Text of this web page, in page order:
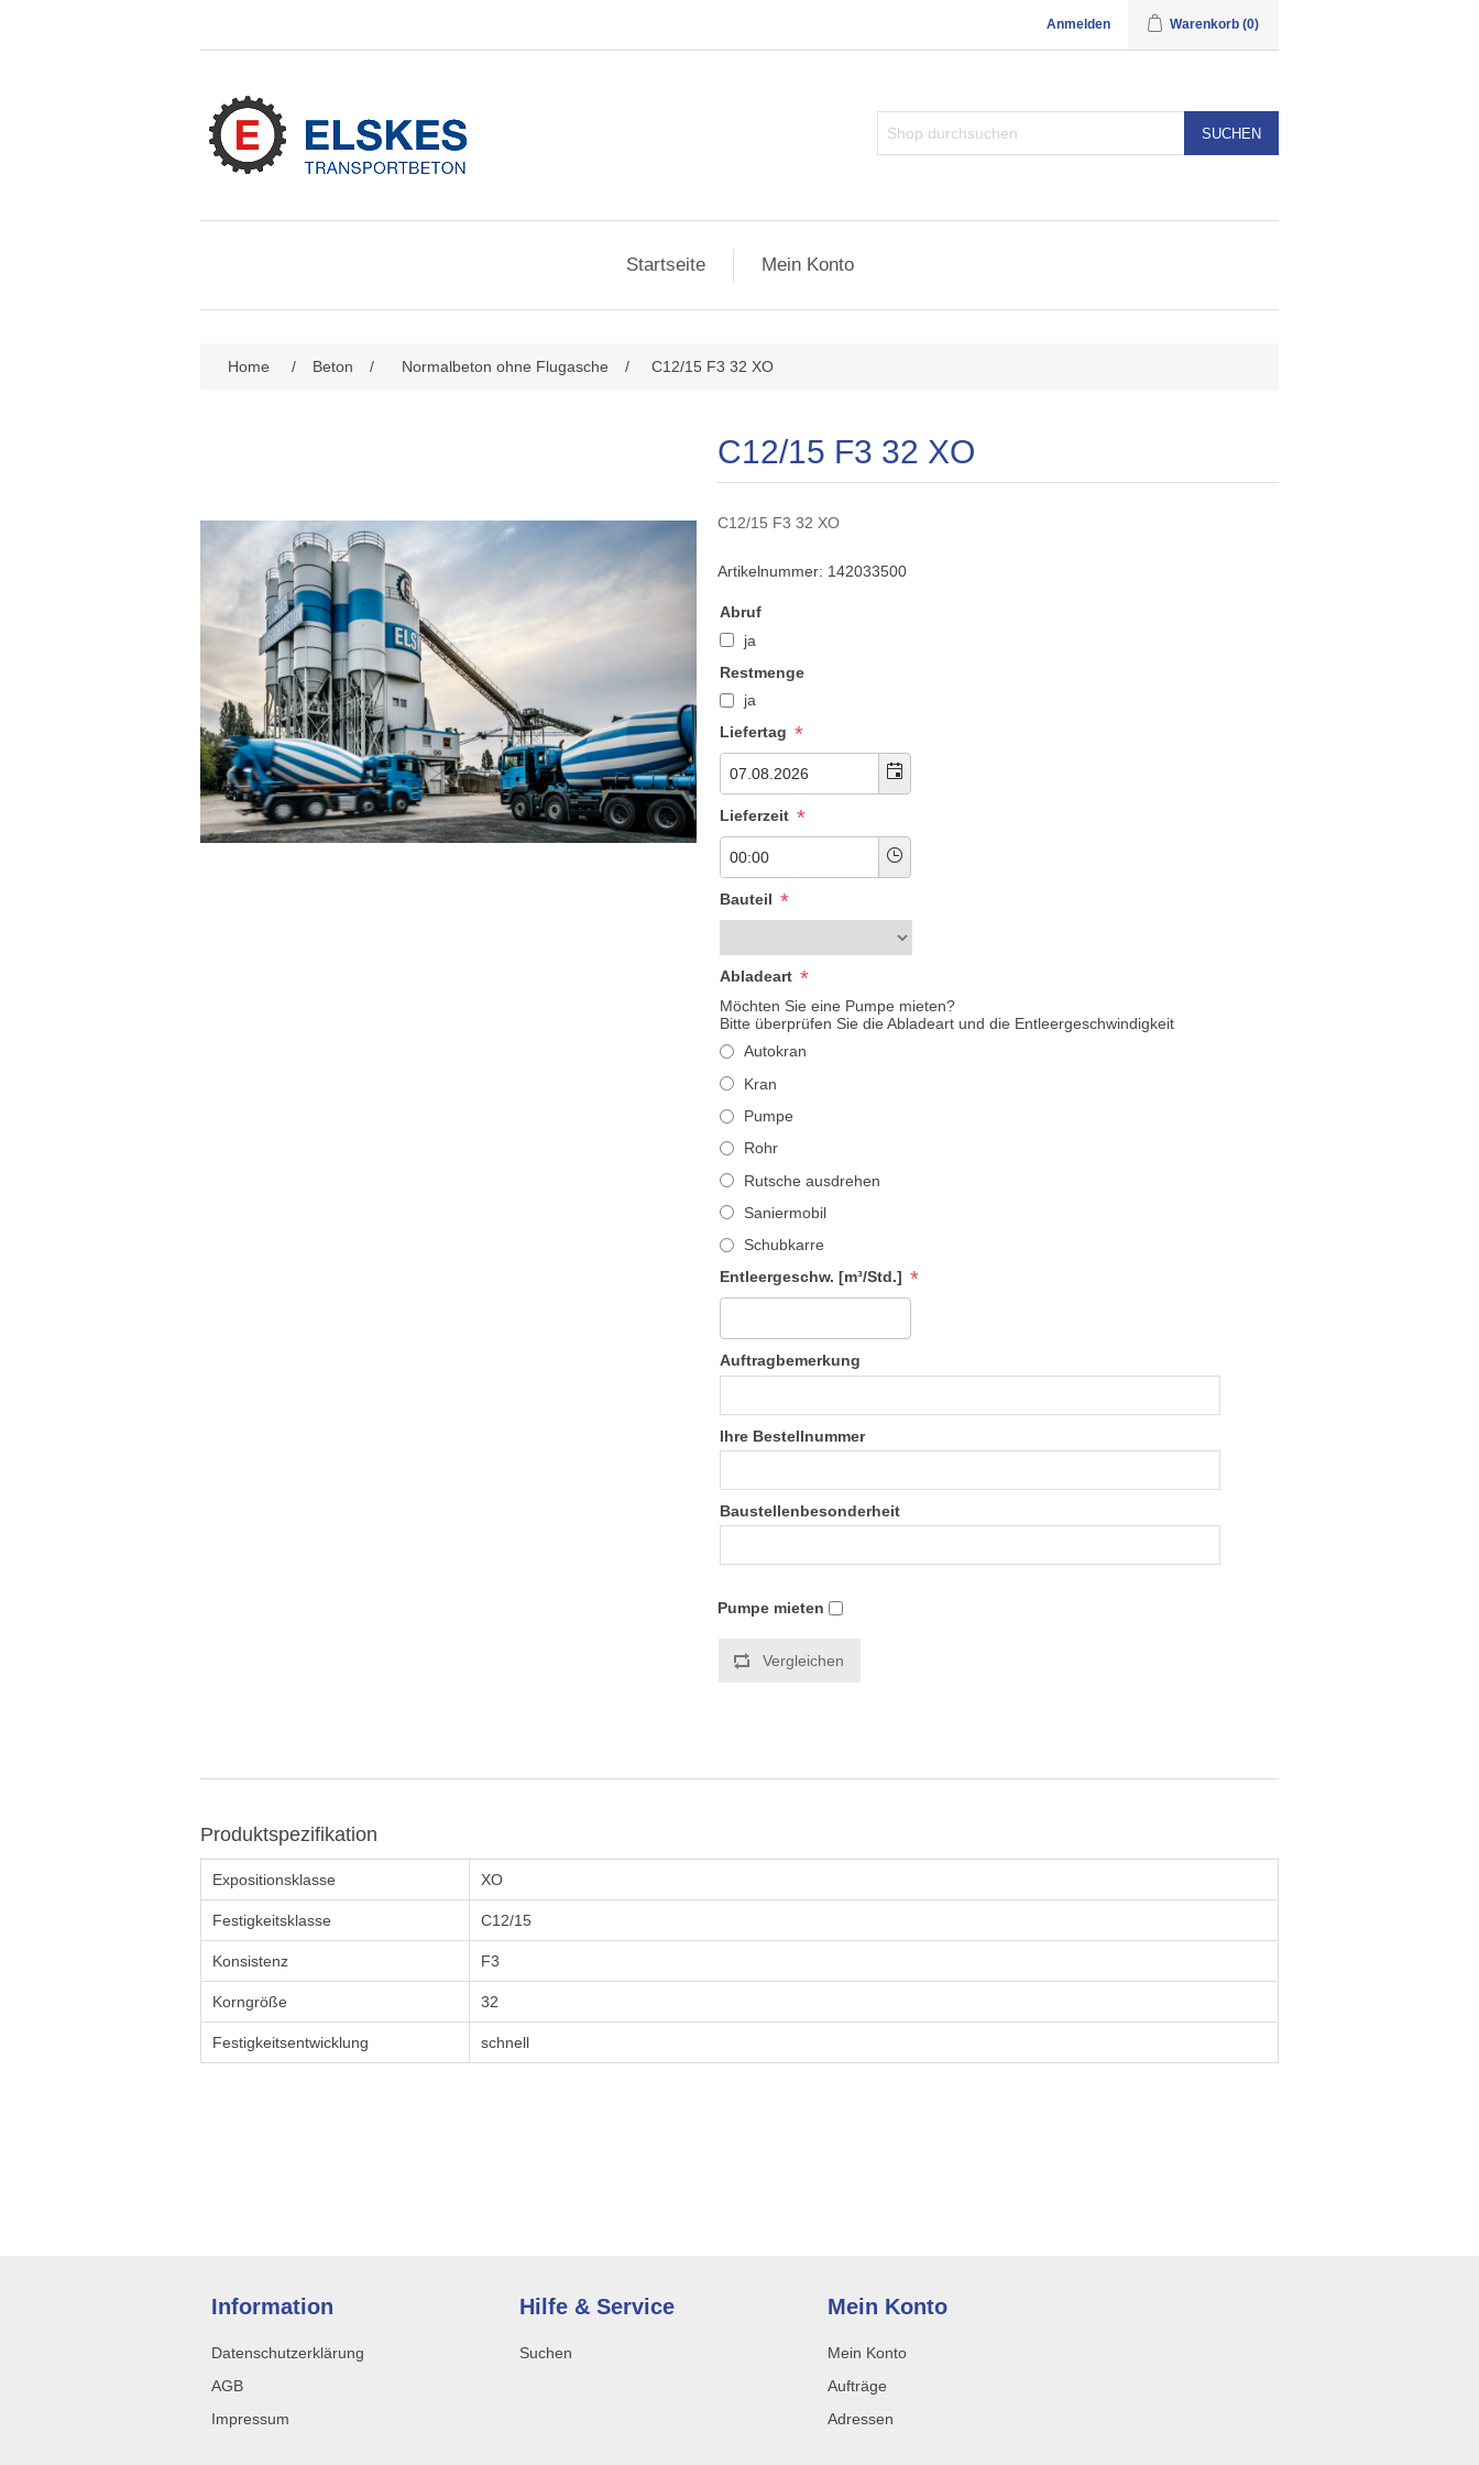
Anmelden Warenkorb (0)
SUCHEN
Startseite Mein Konto
Home / Beton / Normalbeton ohne Flugasche / C12/15 F3 32 XO
C12/15 F3 32 XO
C12/15 F3 32 XO
Artikelnummer: 142033500
Abruf
ja
Restmenge
ja
Liefertag *
Lieferzeit *
Bauteil *
Abladeart *
Möchten Sie eine Pumpe mieten?
Bitte überprüfen Sie die Abladeart und die Entleergeschwindigkeit
Autokran
Kran
Pumpe
Rohr
Rutsche ausdrehen
Saniermobil
Schubkarre
Entleergeschw. [m³/Std.] *
Auftragbemerkung
Ihre Bestellnummer
Baustellenbesonderheit
Pumpe mieten
Vergleichen
Produktspezifikation
Expositionsklasse XO
Festigkeitsklasse C12/15
Konsistenz F3
Korngröße 32
Festigkeitsentwicklung schnell
Information
Datenschutzerklärung
AGB
Impressum
Hilfe & Service
Suchen
Mein Konto
Mein Konto
Aufträge
Adressen